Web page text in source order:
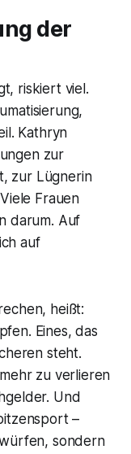
der
riskiert viel.
Kathryn
zur
zur Lügnerin
Frauen
darum. Auf
auf
heißt:
Eines, das
steht.
zu verlieren
Und
–
sondern